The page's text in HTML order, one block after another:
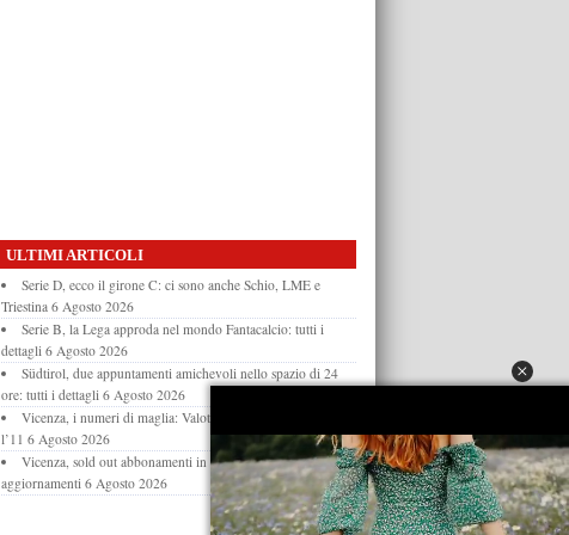
ULTIMI ARTICOLI
Serie D, ecco il girone C: ci sono anche Schio, LME e
Triestina 6 Agosto 2026
Serie B, la Lega approda nel mondo Fantacalcio: tutti i
dettagli 6 Agosto 2026
Südtirol, due appuntamenti amichevoli nello spazio di 24
ore: tutti i dettagli 6 Agosto 2026
Vicenza, i numeri di maglia: Valoti con il 10 e Moncini con
l’11 6 Agosto 2026
Vicenza, sold out abbonamenti in pochi minuti: gli
aggiornamenti 6 Agosto 2026